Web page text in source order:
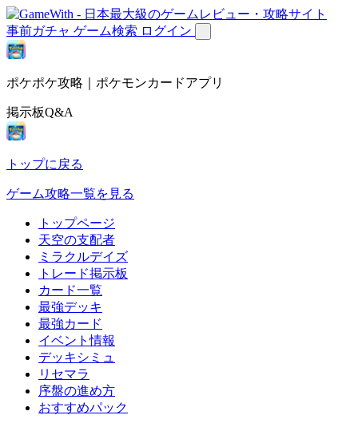
事前ガチャ ゲーム検索 ログイン
ポケポケ攻略｜ポケモンカードアプリ
掲示板Q&A
トップに戻る
ゲーム攻略一覧を見る
トップページ
天空の支配者
ミラクルデイズ
トレード掲示板
カード一覧
最強デッキ
最強カード
イベント情報
デッキシミュ
リセマラ
序盤の進め方
おすすめパック